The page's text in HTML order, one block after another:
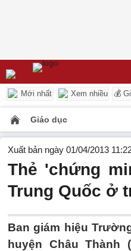
Mới nhất Xem nhiều 💰
Giáo dục
Xuất bản ngày 01/04/2013
Thẻ 'chứng
Trung Quốc ở
Ban giám hiệu
huyện Châu